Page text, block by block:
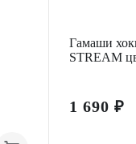
Гамаши
STREAM
1 690 ₽